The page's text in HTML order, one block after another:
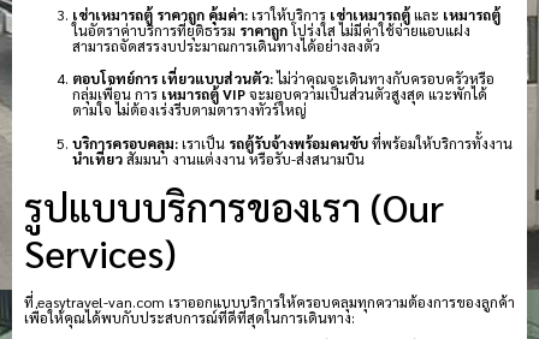
เช่าเหมารถตู้ ราคาถูก คุ้มค่า:เราให้บริการ เช่าเหมารถตู้และ เหมารถตู้
ในอัตราค่าบริการที่ยุติธรรม ราคาถูกโปร่งใส ไม่มีค่าใช้จ่ายแอบแฝง
สามารถจัดสรรงบประมาณการเดินทางได้อย่างลงตัว
ตอบโจทย์การ เที่ยวแบบส่วนตัว:ไม่ว่าคุณจะเดินทางกับครอบครัวหรือ
กลุ่มเพื่อน การ เหมารถตู้ VIPจะมอบความเป็นส่วนตัวสูงสุด แวะพักได้
ตามใจ ไม่ต้องเร่งรีบตามตารางทัวร์ใหญ่
บริการครอบคลุม:เราเป็น รถตู้รับจ้างพร้อมคนขับที่พร้อมให้บริการทั้งงาน
นำเที่ยวสัมมนา งานแต่งงาน หรือรับ-ส่งสนามบิน
รูปแบบบริการของเรา (Our
Services)
ที่ easytravel-van.com เราออกแบบบริการให้ครอบคลุมทุกความต้องการของลูกค้า
เพื่อให้คุณได้พบกับประสบการณ์ที่ดีที่สุดในการเดินทาง: